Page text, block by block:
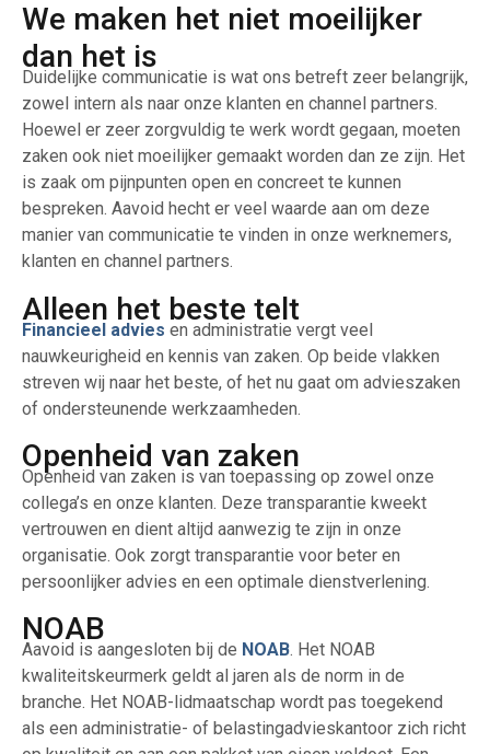
We maken het niet moeilijker
dan het is
Duidelijke communicatie is wat ons betreft zeer belangrijk,
zowel intern als naar onze klanten en channel partners.
Hoewel er zeer zorgvuldig te werk wordt gegaan, moeten
zaken ook niet moeilijker gemaakt worden dan ze zijn. Het
is zaak om pijnpunten open en concreet te kunnen
bespreken. Aavoid hecht er veel waarde aan om deze
manier van communicatie te vinden in onze werknemers,
klanten en channel partners.
Alleen het beste telt
Financieel advies en administratie vergt veel
nauwkeurigheid en kennis van zaken. Op beide vlakken
streven wij naar het beste, of het nu gaat om advieszaken
of ondersteunende werkzaamheden.
Openheid van zaken
Openheid van zaken is van toepassing op zowel onze
collega’s en onze klanten. Deze transparantie kweekt
vertrouwen en dient altijd aanwezig te zijn in onze
organisatie. Ook zorgt transparantie voor beter en
persoonlijker advies en een optimale dienstverlening.
NOAB
Aavoid is aangesloten bij de NOAB. Het NOAB
kwaliteitskeurmerk geldt al jaren als de norm in de
branche. Het NOAB-lidmaatschap wordt pas toegekend
als een administratie- of belastingadvieskantoor zich richt